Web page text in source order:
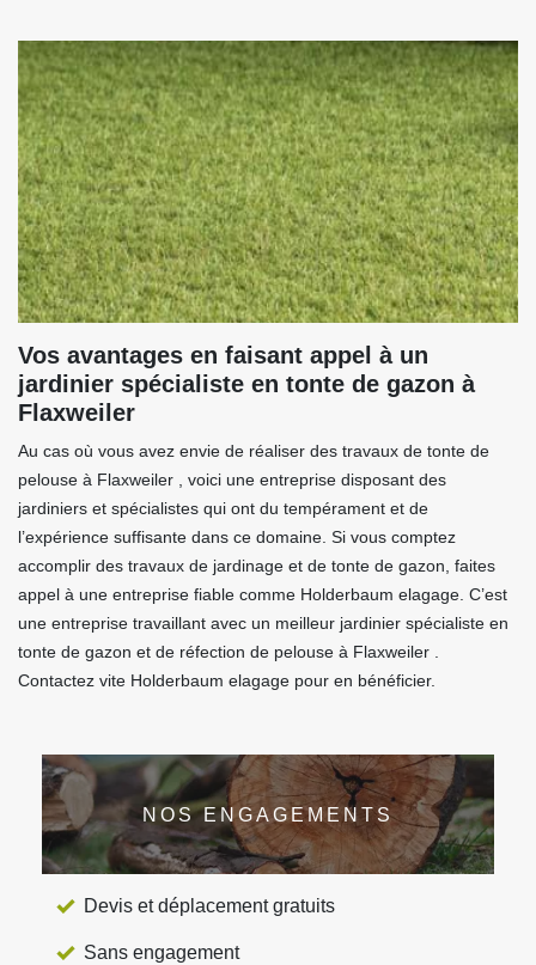
Vos avantages en faisant appel à un
jardinier spécialiste en tonte de gazon à
Flaxweiler
Au cas où vous avez envie de réaliser des travaux de tonte de
pelouse à Flaxweiler , voici une entreprise disposant des
jardiniers et spécialistes qui ont du tempérament et de
l’expérience suffisante dans ce domaine. Si vous comptez
accomplir des travaux de jardinage et de tonte de gazon, faites
appel à une entreprise fiable comme Holderbaum elagage. C’est
une entreprise travaillant avec un meilleur jardinier spécialiste en
tonte de gazon et de réfection de pelouse à Flaxweiler .
Contactez vite Holderbaum elagage pour en bénéficier.
NOS ENGAGEMENTS
Devis et déplacement gratuits
Sans engagement